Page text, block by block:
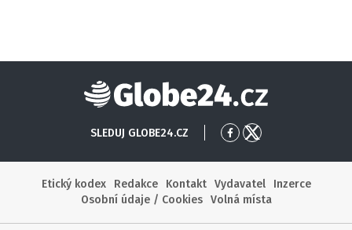
Globe24
SLEDUJ GLOBE24.CZ
PřejítPřejít
Etický kodex
Redakce Kontakt Vydavatel
Inzerce
Osobní údaje / Cookies
Volná místa